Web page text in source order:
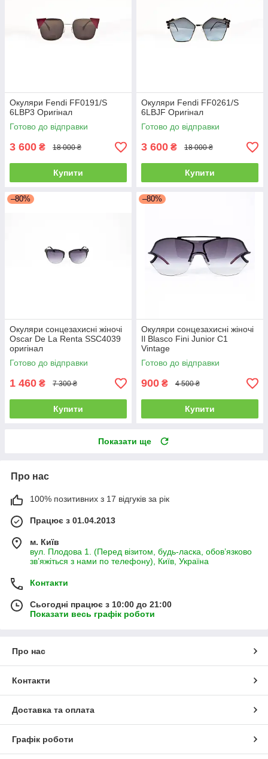
Окуляри Fendi FF0191/S
6LBP3 Оригінал
Готово до відправки
3 600 ₴ 18 000 ₴
Купити
Окуляри Fendi FF0261/S
6LBJF Оригінал
Готово до відправки
3 600 ₴ 18 000 ₴
Купити
–80%
Окуляри сонцезахисні жіночі
Oscar De La Renta SSC4039
оригінал
Готово до відправки
1 460 ₴ 7 300 ₴
Купити
–80%
Окуляри сонцезахисні жіночі
Il Blasco Fini Junior C1
Vintage
Готово до відправки
900 ₴ 4 500 ₴
Купити
Показати ще
Про нас
100% позитивних з 17 відгуків за рік
Працює з 01.04.2013
м. Київ
вул. Плодова 1. (Перед візитом, будь-ласка, обов’язково
зв’яжіться з нами по телефону), Київ, Україна
Контакти
Сьогодні працює з 10:00 до 21:00
Показати весь графік роботи
Про нас
Контакти
Доставка та оплата
Графік роботи